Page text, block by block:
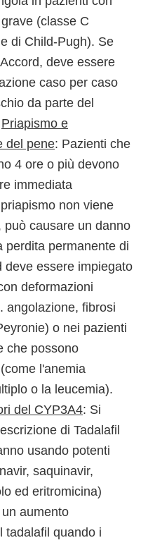
(classe C
di Child-Pugh). Se
deve essere
caso per caso
da parte del
Priapismo e
del pene: Pazienti che
4 ore o più devono
immediata
non viene
causare un danno
perdita permanente di
deve essere impiegato
deformazioni
angolazione, fibrosi
o nei pazienti
che possono
l'anemia
o la leucemia).
del CYP3A4: Si
di Tadalafil
usando potenti
saquinavir,
ed eritromicina)
aumento
tadalafil quando i